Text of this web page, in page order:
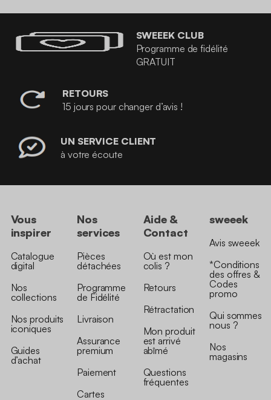
SWEEEK CLUB
Programme de fidélité
GRATUIT
RETOURS
15 jours pour changer d’avis !
UN SERVICE CLIENT
à votre écoute
Vous
inspirer
Catalogue
digital
Nos
collections
Nos produits
iconiques
Guides
d’achat
Nos
services
Pièces
détachées
Programme
de Fidélité
Livraison
Assurance
premium
Paiement
Cartes
Aide &
Contact
Où est mon
colis ?
Retours
Rétractation
Mon produit
est arrivé
abîmé
Questions
fréquentes
sweeek
Avis sweeek
*Conditions
des offres &
Codes
promo
Qui sommes
nous ?
Nos
magasins